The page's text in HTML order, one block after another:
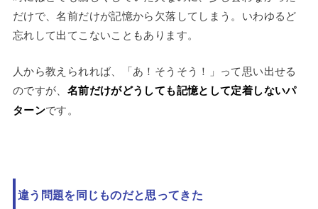
だけで、名前だけが記憶から欠落してしまう。いわゆるど
忘れして出てこないこともあります。
人から教えられれば、「あ！そうそう！」って思い出せる
のですが、 名前だけがどうしても記憶として定着しないパ
ターンです。
違う問題を同じものだと思ってきた